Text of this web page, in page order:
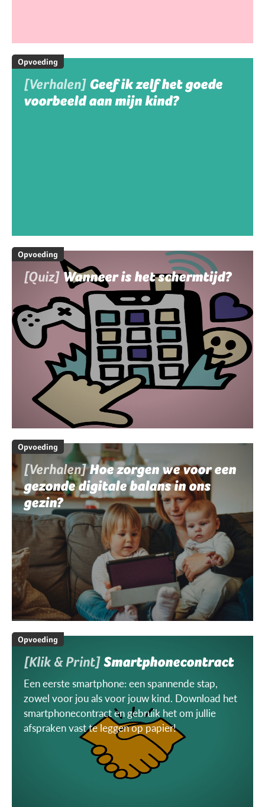
Opvoeding
[Verhalen] Geef ik zelf het goede
voorbeeld aan mijn kind?
Opvoeding
[Quiz] Wanneer is het schermtijd?
Opvoeding
[Verhalen]Hoe zorgen we voor een
gezonde digitale balans in ons
gezin?
Opvoeding
[Klik & Print]Smartphonecontract
Een eerste smartphone: een spannende stap,
zowel voor jou als voor jouw kind. Download het
smartphonecontract en gebruik het om jullie
afspraken vast te leggen op papier!